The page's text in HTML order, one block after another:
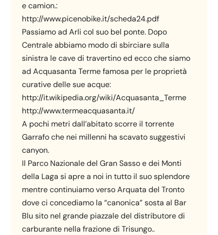
e camion.:
http://www.picenobike.it/scheda24.pdf
Passiamo ad Arli col suo bel ponte. Dopo
Centrale abbiamo modo di sbirciare sulla
sinistra le cave di travertino ed ecco che siamo
ad Acquasanta Terme famosa per le proprietà
curative delle sue acque:
http://it.wikipedia.org/wiki/Acquasanta_Terme
http://www.termeacquasanta.it/
A pochi metri dall’abitato scorre il torrente
Garrafo che nei millenni ha scavato suggestivi
canyon.
Il Parco Nazionale del Gran Sasso e dei Monti
della Laga si apre a noi in tutto il suo splendore
mentre continuiamo verso Arquata del Tronto
dove ci concediamo la “canonica” sosta al Bar
Blu sito nel grande piazzale del distributore di
carburante nella frazione di Trisungo..